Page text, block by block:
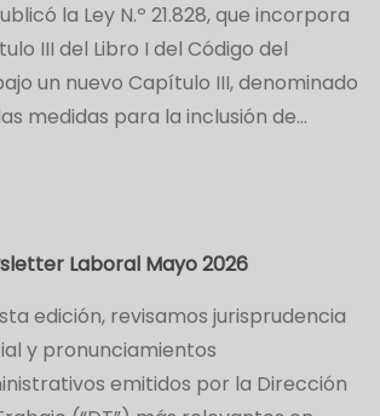
la Ley N.º 21.828, que incorpora
III del Libro I del Código del
un nuevo Capítulo III, denominado
medidas para la inclusión de…
Laboral Mayo 2026
edición, revisamos jurisprudencia
y pronunciamientos
emitidos por la Dirección